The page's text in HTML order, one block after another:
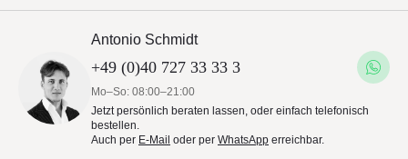
Antonio Schmidt
+49 (0)40 727 33 33 3
Mo–So: 08:00–21:00
Jetzt persönlich beraten lassen, oder einfach telefonisch
bestellen.
Auch per E-Mail oder per WhatsApp erreichbar.